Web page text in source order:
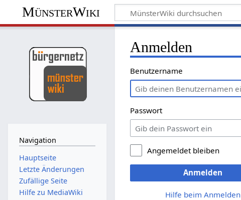
MünsterWiki
Anmelden
Benutzername
Passwort
Angemeldet bleiben
Anmelden
Hilfe beim Anmelden
Navigation
Hauptseite
Letzte Änderungen
Zufällige Seite
Hilfe zu MediaWiki